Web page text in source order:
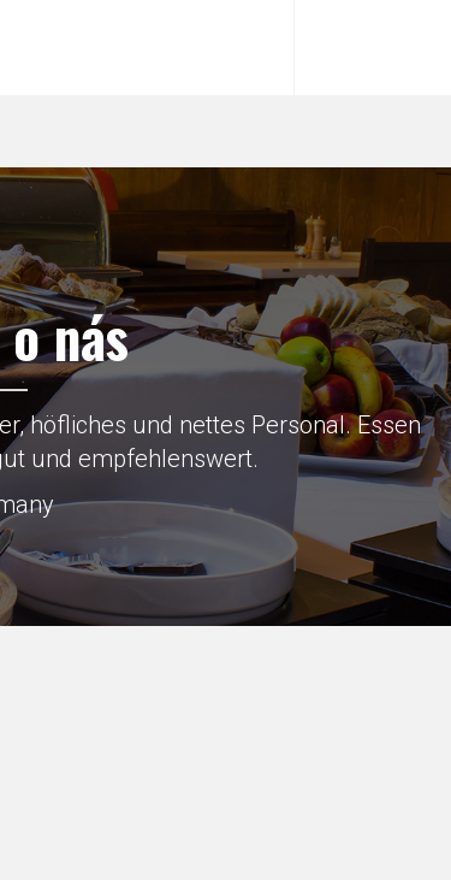
nás
we were there, loads of parking